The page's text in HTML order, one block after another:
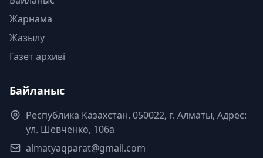
Жарнама
Жазылу
Газет архиві
Байланыс
Республика Казахстан. 050022, г. Алматы, Адрес:
ул. Шевченко, 106а
almatyaqparat@gmail.com